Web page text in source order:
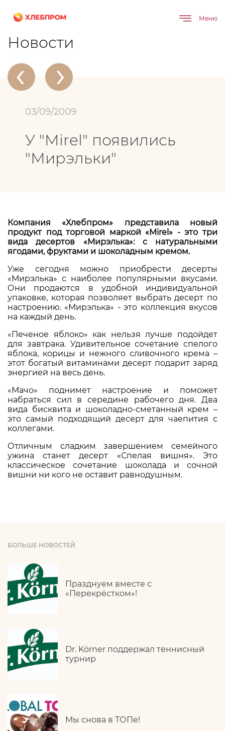
Меню
Главная О компании
Новости
‹ ›
03/09/2009
У "Mirel" появились
"Мирэльки"
Компания «Хлебпром» представила новый
продукт под торговой маркой «Mirel» - это три
вида десертов «Мирэлька»: с натуральными
ягодами, фруктами и шоколадным кремом.
Уже сегодня можно приобрести десерты
«Мирэлька» с наиболее популярными вкусами.
Они продаются в удобной индивидуальной
упаковке, которая позволяет выбрать десерт по
настроению. «Мирэлька» - это коллекция вкусов
на каждый день.
«Печеное яблоко» как нельзя лучше подойдет
для завтрака. Удивительное сочетание спелого
яблока, корицы и нежного сливочного крема –
этот богатый витаминами десерт подарит заряд
энергией на весь день.
«Мачо» поднимет настроение и поможет
набраться сил в середине рабочего дня. Два
вида бисквита и шоколадно-сметанный крем –
это самый подходящий десерт для чаепития с
коллегами.
Отличным сладким завершением семейного
ужина станет десерт «Спелая вишня». Это
классическое сочетание шоколада и сочной
вишни ни кого не оставит равнодушным.
БОЛЬШЕ НОВОСТЕЙ
Празднуем вместе с
«Перекрёстком»!
Dr. Körner поддержал теннисный
турнир
Мы снова в ТОПе!